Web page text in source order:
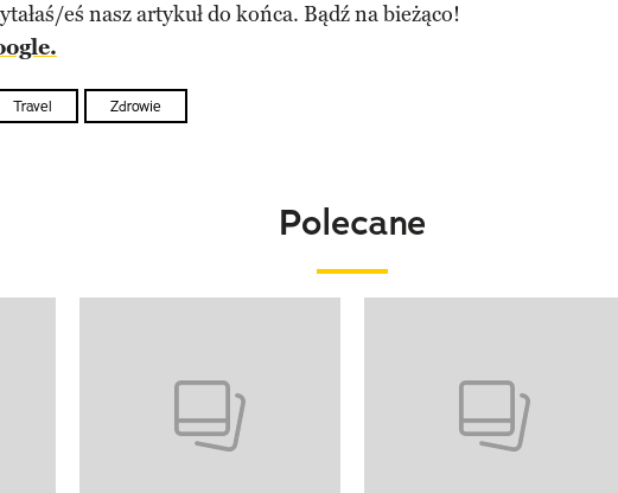
eś nasz artykuł do końca. Bądź na bieżąco!
Travel Zdrowie
Polecane